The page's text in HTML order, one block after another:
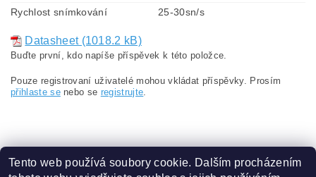
Rychlost snímkování
25-30sn/s
Datasheet (1018.2 kB)
Buďte první, kdo napíše příspěvek k této položce.
Pouze registrovaní uživatelé mohou vkládat příspěvky. Prosím
přihlaste senebo se registrujte.
Tento web používá soubory cookie. Dalším procházením